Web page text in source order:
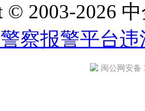
© 2003-2026
察报警平台违
闽公网安备